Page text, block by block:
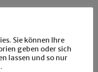
Sie können Ihre
geben oder sich
lassen und so nur